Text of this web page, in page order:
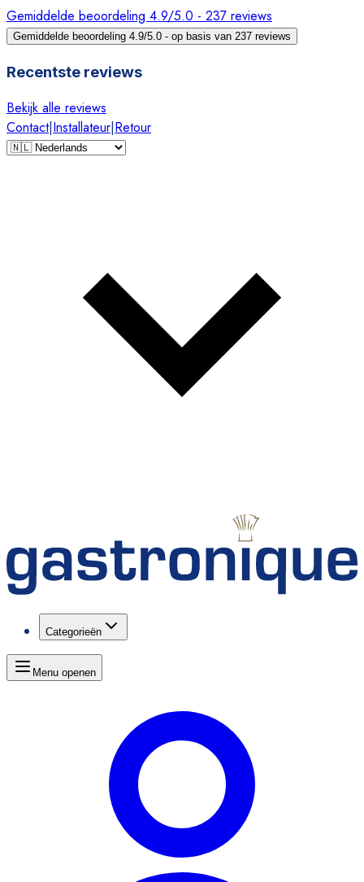
Gemiddelde beoordeling 4.9/5.0 - 237 reviews
Gemiddelde beoordeling 4.9/5.0 - op basis van 237 reviews
Recentste reviews
Bekijk alle reviews
Contact|Installateur|Retour
Categorieën
Menu openen